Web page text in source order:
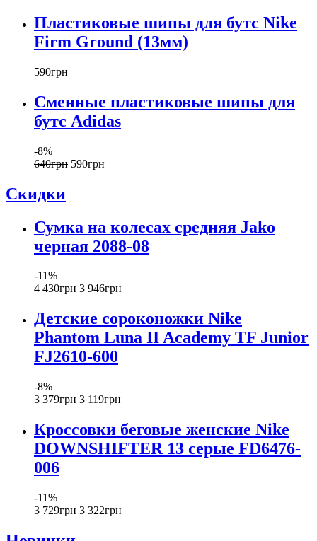
Пластиковые шипы для бутс Nike
Firm Ground (13мм)
590грн
Сменные пластиковые шипы для
бутс Adidas
-8%
640грн 590грн
Скидки
Сумка на колесах средняя Jako
черная 2088-08
-11%
4 430грн 3 946грн
Детские сороконожки Nike
Phantom Luna II Academy TF Junior
FJ2610-600
-8%
3 379грн 3 119грн
Кроссовки беговые женские Nike
DOWNSHIFTER 13 серые FD6476-
006
-11%
3 729грн 3 322грн